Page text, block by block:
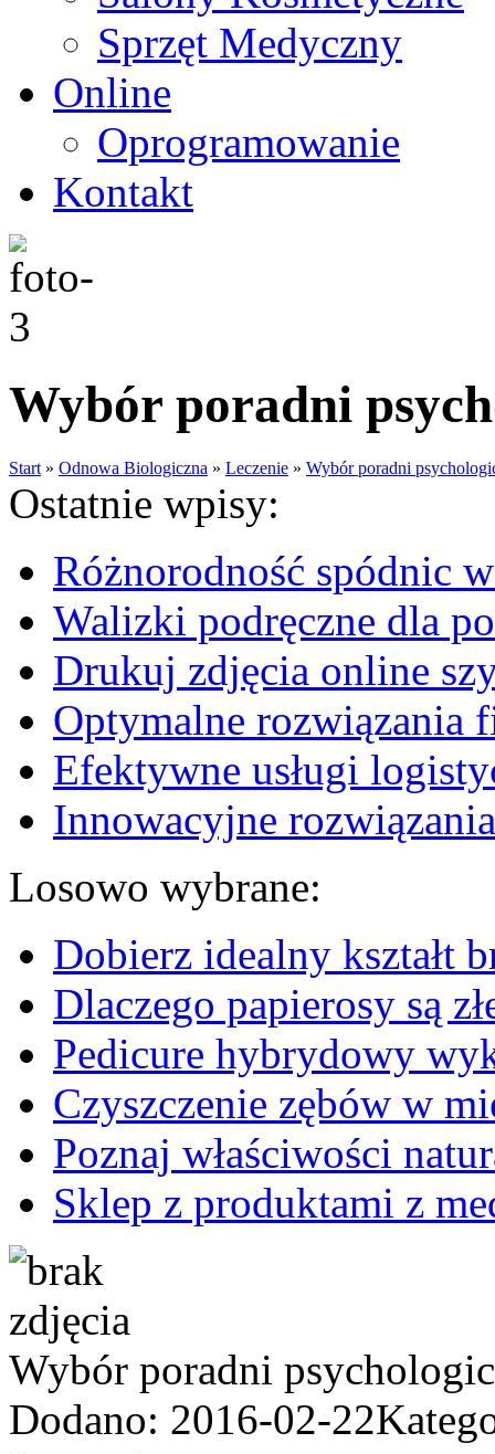
Sprzęt Medyczny
Online
Oprogramowanie
Kontakt
Wybór poradni
Start » Odnowa Biologiczna » Leczenie » Wybór poradni
Ostatnie wpisy:
Różnorodność spódnic
Walizki podręczne dla
Drukuj zdjęcia online
Optymalne rozwiązania
Efektywne usługi
Innowacyjne
Losowo wybrane:
Dobierz idealny kształt
Dlaczego papierosy są
Pedicure hybrydowy
Czyszczenie zębów w
Poznaj właściwości
Sklep z produktami z
Wybór poradni
Dodano: 2016-02-22